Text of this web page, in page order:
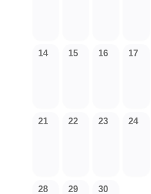
14 15 16 17
21 22 23 24
28 29 30